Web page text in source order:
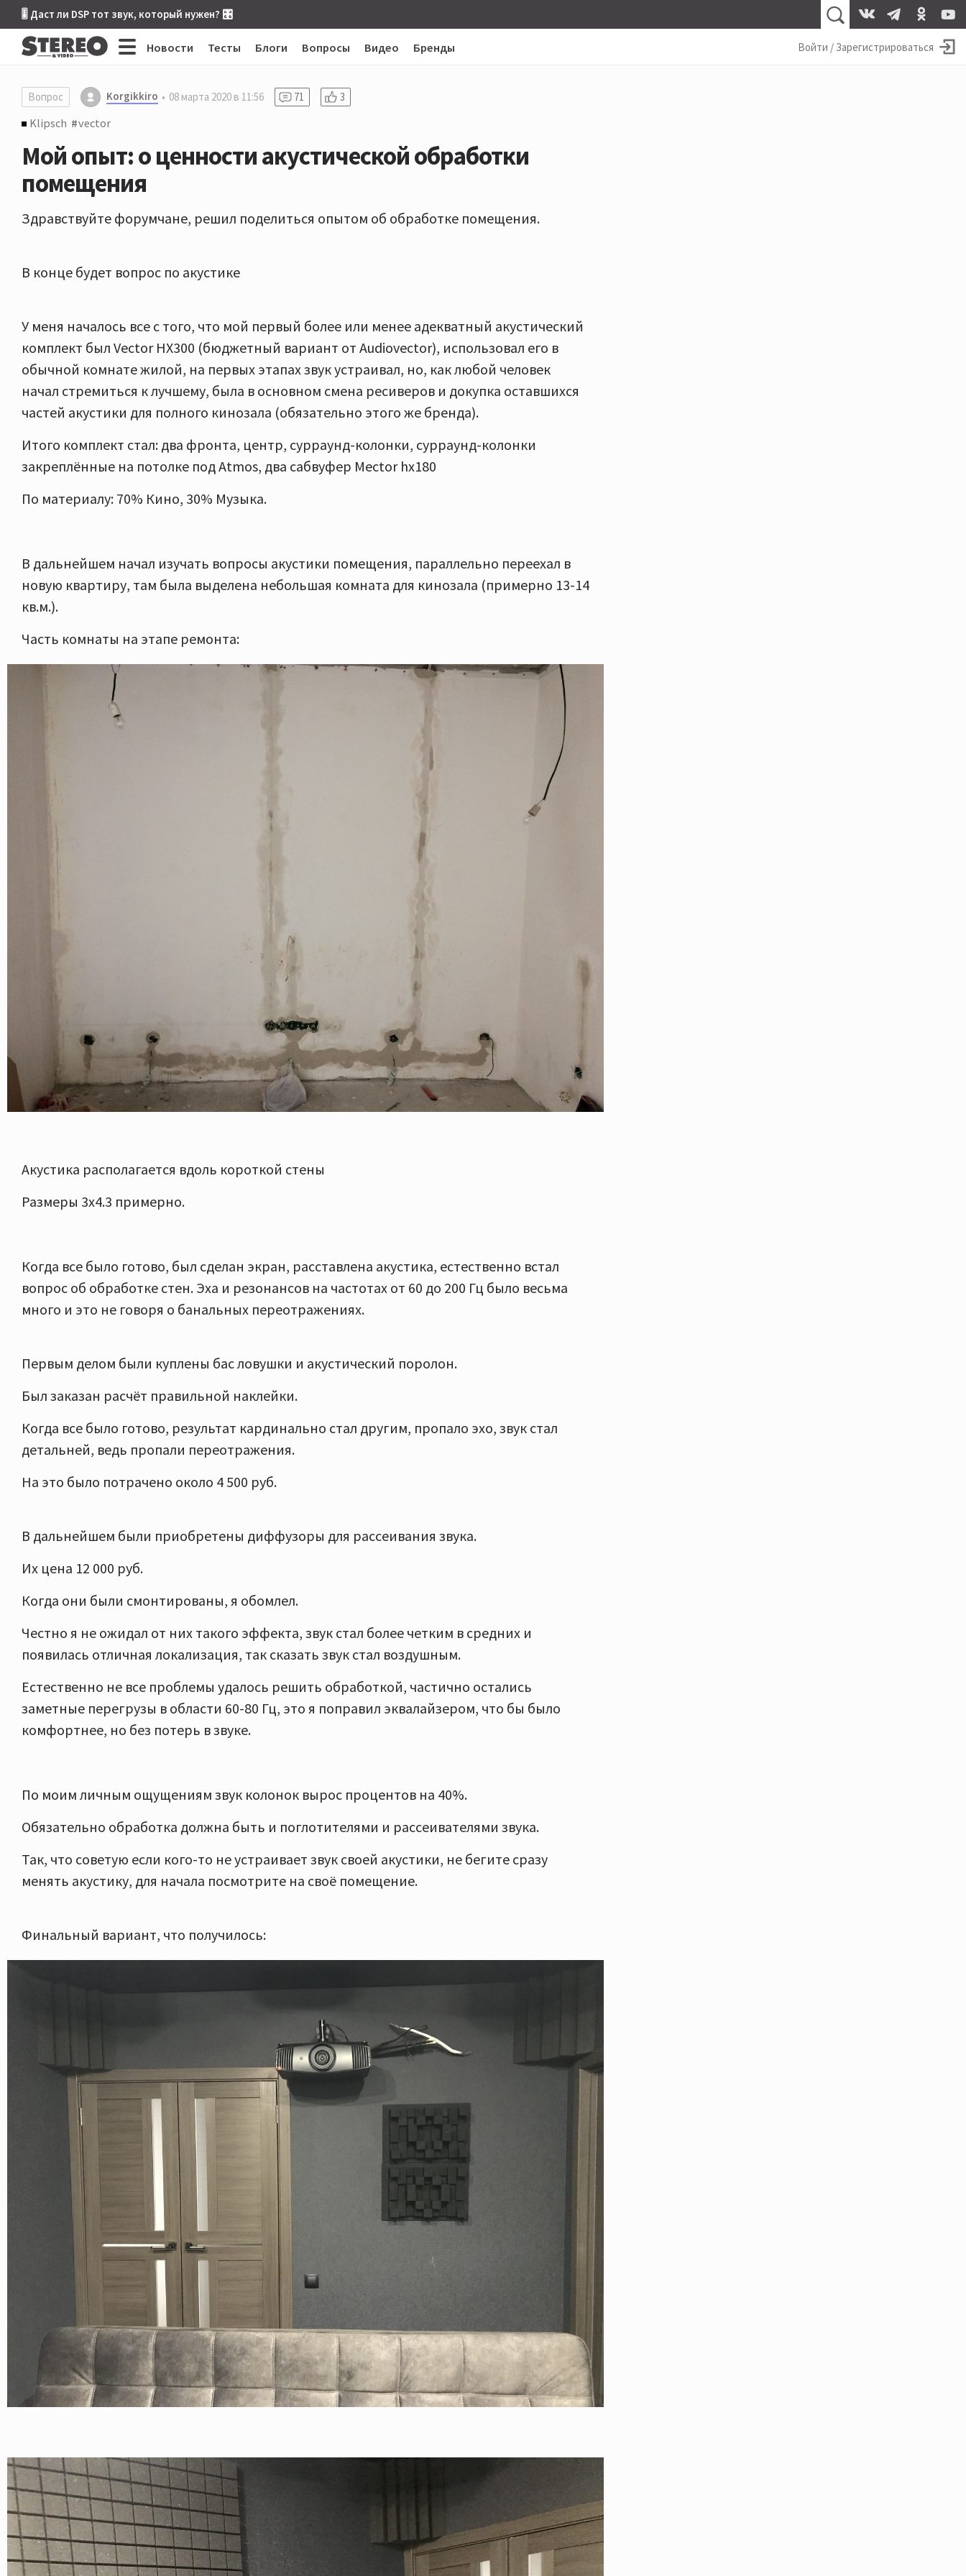
🎚 Даст ли DSP тот звук, который нужен? 🎛
Новости Тесты Блоги Вопросы Видео Бренды Войти / Зарегистрироваться
Вопрос Korgikkiro 08 марта 2020 в 11:56 71 3
Klipsch vector
Мой опыт: о ценности акустической обработки
помещения
Здравствуйте форумчане, решил поделиться опытом об обработке помещения.
В конце будет вопрос по акустике
У меня началось все с того, что мой первый более или менее адекватный акустический
комплект был Vector HX300 (бюджетный вариант от Audiovector), использовал его в
обычной комнате жилой, на первых этапах звук устраивал, но, как любой человек
начал стремиться к лучшему, была в основном смена ресиверов и докупка оставшихся
частей акустики для полного кинозала (обязательно этого же бренда).
Итого комплект стал: два фронта, центр, сурраунд-колонки, сурраунд-колонки
закреплённые на потолке под Atmos, два сабвуфер Мector hx180
По материалу: 70% Кино, 30% Музыка.
В дальнейшем начал изучать вопросы акустики помещения, параллельно переехал в
новую квартиру, там была выделена небольшая комната для кинозала (примерно 13-14
кв.м.).
Часть комнаты на этапе ремонта:
Акустика располагается вдоль короткой стены
Размеры 3х4.3 примерно.
Когда все было готово, был сделан экран, расставлена акустика, естественно встал
вопрос об обработке стен. Эха и резонансов на частотах от 60 до 200 Гц было весьма
много и это не говоря о банальных переотражениях.
Первым делом были куплены бас ловушки и акустический поролон.
Был заказан расчёт правильной наклейки.
Когда все было готово, результат кардинально стал другим, пропало эхо, звук стал
детальней, ведь пропали переотражения.
На это было потрачено около 4 500 руб.
В дальнейшем были приобретены диффузоры для рассеивания звука.
Их цена 12 000 руб.
Когда они были смонтированы, я обомлел.
Честно я не ожидал от них такого эффекта, звук стал более четким в средних и
появилась отличная локализация, так сказать звук стал воздушным.
Естественно не все проблемы удалось решить обработкой, частично остались
заметные перегрузы в области 60-80 Гц, это я поправил эквалайзером, что бы было
комфортнее, но без потерь в звуке.
По моим личным ощущениям звук колонок вырос процентов на 40%.
Обязательно обработка должна быть и поглотителями и рассеивателями звука.
Так, что советую если кого-то не устраивает звук своей акустики, не бегите сразу
менять акустику, для начала посмотрите на своё помещение.
Финальный вариант, что получилось: